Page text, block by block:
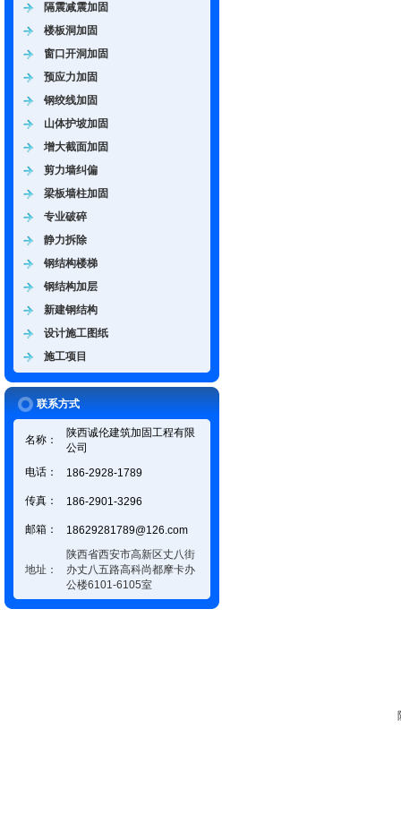
隔震减震加固
楼板洞加固
窗口开洞加固
预应力加固
钢绞线加固
山体护坡加固
增大截面加固
剪力墙纠偏
梁板墙柱加固
专业破碎
静力拆除
钢结构楼梯
钢结构加层
新建钢结构
设计施工图纸
施工项目
联系方式
名称：
陕西诚伦建筑加固工程有限
公司
电话：
186-2928-1789
传真： 186-2901-3296
邮箱： 18629281789@126.com
地址：
陕西省西安市高新区丈八街
办丈八五路高科尚都摩卡办
公楼6101-6105室